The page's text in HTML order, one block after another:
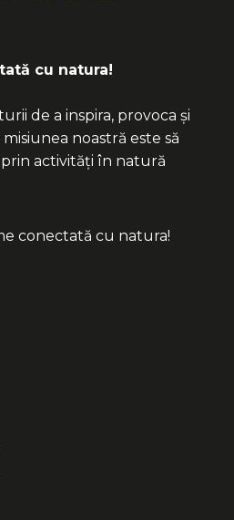
cu natura!
de a inspira, provoca și
noastră este să
activități în natură
conectată cu natura!